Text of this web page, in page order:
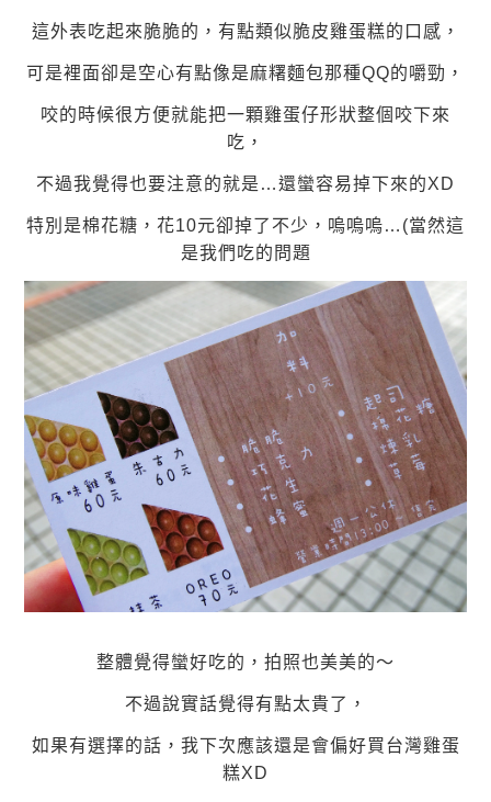
這外表吃起來脆脆的，有點類似脆皮雞蛋糕的口感，
可是裡面卻是空心有點像是麻糬麵包那種QQ的嚼勁，
咬的時候很方便就能把一顆雞蛋仔形狀整個咬下來
吃，
不過我覺得也要注意的就是…還蠻容易掉下來的XD
特別是棉花糖，花10元卻掉了不少，嗚嗚嗚…(當然這
是我們吃的問題
整體覺得蠻好吃的，拍照也美美的～
不過說實話覺得有點太貴了，
如果有選擇的話，我下次應該還是會偏好買台灣雞蛋
糕XD